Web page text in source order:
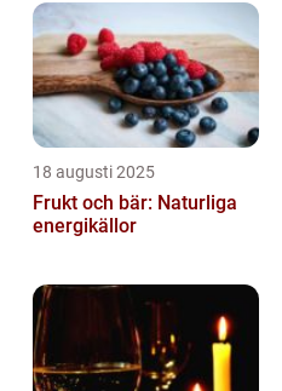
18 augusti 2025
Frukt och bär: Naturliga
energikällor